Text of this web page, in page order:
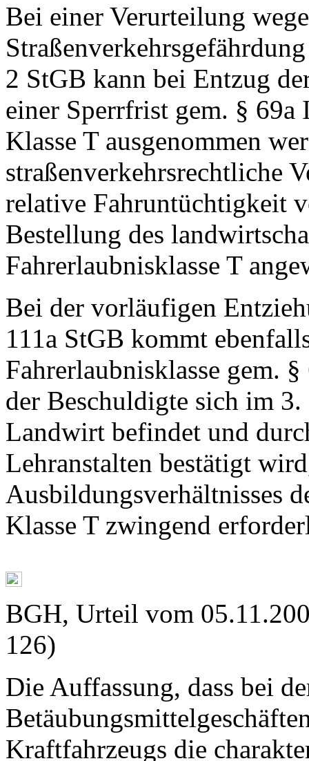
Bei einer Verurteilung
2 StGB kann bei Entzug
einer Sperrfrist gem. §
Klasse T ausgenommen
straßenverkehrsrechtliche
relative Fahruntüchtigkeit
Bestellung des
Fahrerlaubnisklasse T
Bei der vorläufigen
111a StGB kommt
Fahrerlaubnisklasse gem.
der Beschuldigte sich im
Landwirt befindet und
Lehranstalten bestätigt
Ausbildungsverhältnisses
Klasse T zwingend
BGH, Urteil vom
126)
Die Auffassung, dass bei
Kraftfahrzeugs die